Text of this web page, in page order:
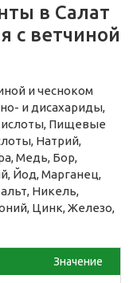
в Салат
с ветчиной
и чесноком
и дисахариды,
Пищевые
Натрий,
Медь, Бор,
Йод, Марганец,
Никель,
Цинк, Железо,
Значение